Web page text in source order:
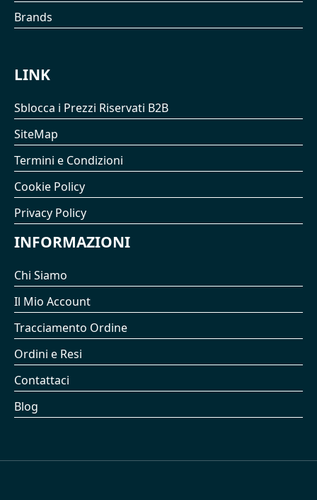
Brands
LINK
Sblocca i Prezzi Riservati B2B
SiteMap
Termini e Condizioni
Cookie Policy
Privacy Policy
INFORMAZIONI
Chi Siamo
Il Mio Account
Tracciamento Ordine
Ordini e Resi
Contattaci
Blog